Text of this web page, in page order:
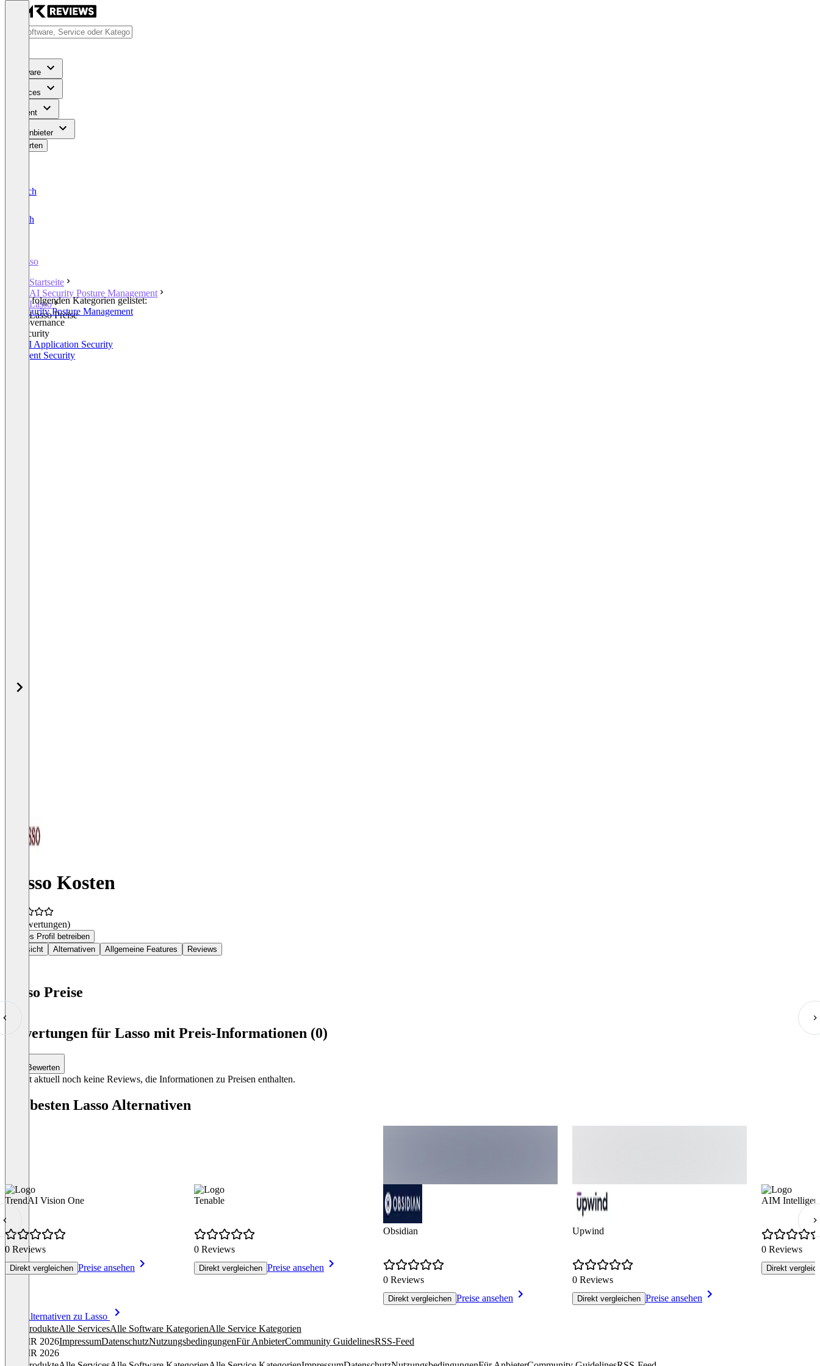
Software
Services
Content
Für Anbieter
Bewerten
Deutsch
English
Lasso
Startseite
AI Security Posture Management
Lasso
Lasso Preise
In den folgenden Kategorien gelistet:
AI Security Posture Management
AI Governance
AI Security
GenAI Application Security
AI Agent Security
Lasso Kosten
(0 Bewertungen)
Dieses Profil betreiben
Übersicht
Alternativen Allgemeine Features Reviews
Lasso Preise
Item
Bewertungen für Lasso mit Preis-Informationen (0)
Bewerten
Es gibt aktuell noch keine Reviews, die Informationen zu Preisen enthalten.
Die besten Lasso Alternativen
TrendAI Vision One
0 Reviews
Direkt vergleichen Preise ansehen
Tenable
0 Reviews
Direkt vergleichen Preise ansehen
Obsidian
0 Reviews
Direkt vergleichen Preise ansehen
Upwind
0 Reviews
Direkt vergleichen Preise ansehen
AIM
0 Reviews
Direkt
Alle Alternativen zu Lasso
Alle ProdukteAlle ServicesAlle Software KategorienAlle Service Kategorien
© OMR 2026ImpressumDatenschutzNutzungsbedingungenFür AnbieterCommunity GuidelinesRSS-Feed
© OMR 2026